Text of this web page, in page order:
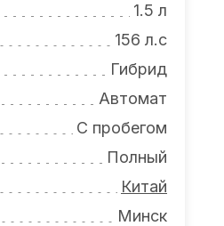
1.5 л
156 л.с
Гибрид
Автомат
С пробегом
Полный
Китай
Минск